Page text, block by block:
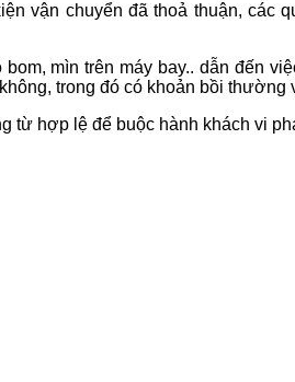
vận chuyển đã thoả thuận, các
mìn trên máy bay.. dẫn đến
trong đó có khoản bồi thường
từ hợp lệ để buộc hành khách vi